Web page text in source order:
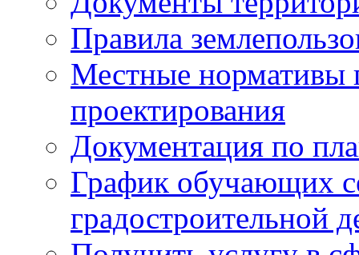
Правила
Местные нормативы
проектирования
Документация по
График обучающих
градостроительной